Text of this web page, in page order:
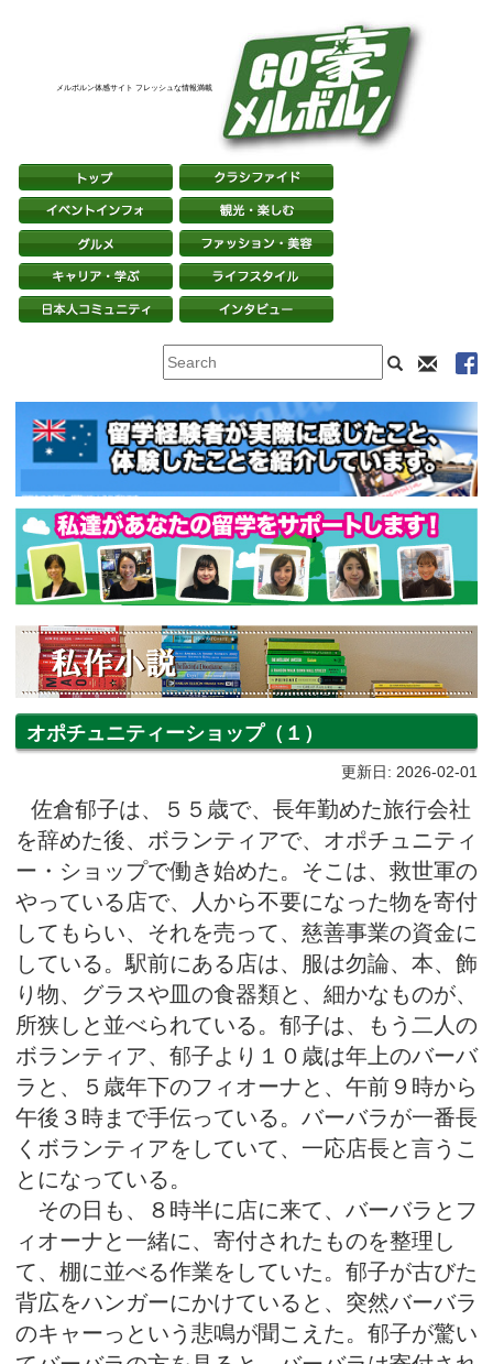
メルボルン体感サイト フレッシュな情報満載
オポチュニティーショップ（１）
更新日: 2026-02-01
佐倉郁子は、５５歳で、長年勤めた旅行会社
を辞めた後、ボランティアで、オポチュニティ
ー・ショップで働き始めた。そこは、救世軍の
やっている店で、人から不要になった物を寄付
してもらい、それを売って、慈善事業の資金に
している。駅前にある店は、服は勿論、本、飾
り物、グラスや皿の食器類と、細かなものが、
所狭しと並べられている。郁子は、もう二人の
ボランティア、郁子より１０歳は年上のバーバ
ラと、５歳年下のフィオーナと、午前９時から
午後３時まで手伝っている。バーバラが一番長
くボランティアをしていて、一応店長と言うこ
とになっている。
その日も、８時半に店に来て、バーバラとフ
ィオーナと一緒に、寄付されたものを整理し
て、棚に並べる作業をしていた。郁子が古びた
背広をハンガーにかけていると、突然バーバラ
のキャーっという悲鳴が聞こえた。郁子が驚い